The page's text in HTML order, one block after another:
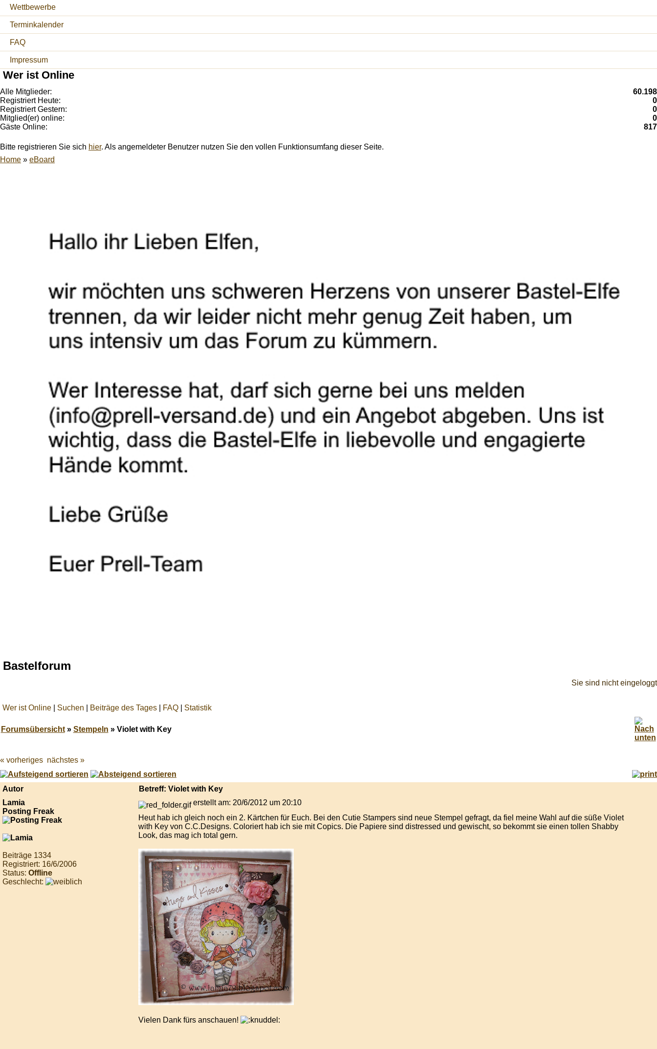
Wettbewerbe
Terminkalender
FAQ
Impressum
Wer ist Online
Alle Mitglieder:
60.198
Registriert Heute:
0
Registriert Gestern:
0
Mitglied(er) online:
0
Gäste Online:
817
Bitte registrieren Sie sich hier. Als angemeldeter Benutzer nutzen Sie den vollen Funktionsumfang dieser Seite.
Home » eBoard
Bastelforum
Sie sind nicht eingeloggt
Wer ist Online Suchen Beiträge des Tages FAQ Statistik
Forumsübersicht» Stempeln » Violet with Key
Best
online
live
casino
« vorheriges nächstes »
Autor
Betreff: Violet with Key
Lamia
Posting Freak
Beiträge 1334
Registriert: 16/6/2006
Status: Offline
Geschlecht:
erstellt am: 20/6/2012 um 20:10
Heut hab ich gleich noch ein 2. Kärtchen für Euch. Bei den Cutie Stampers sind neue Stempel gefragt, da fiel meine Wahl auf die süße Violet
with Key von C.C.Designs. Coloriert hab ich sie mit Copics. Die Papiere sind distressed und gewischt, so bekommt sie einen tollen Shabby
Look, das mag ich total gern.
Vielen Dank fürs anschauen!